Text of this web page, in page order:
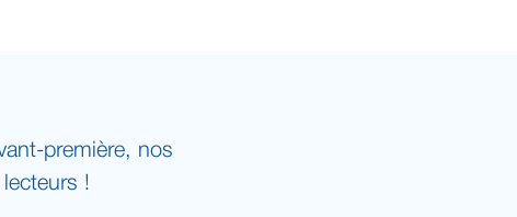
première, nos
!